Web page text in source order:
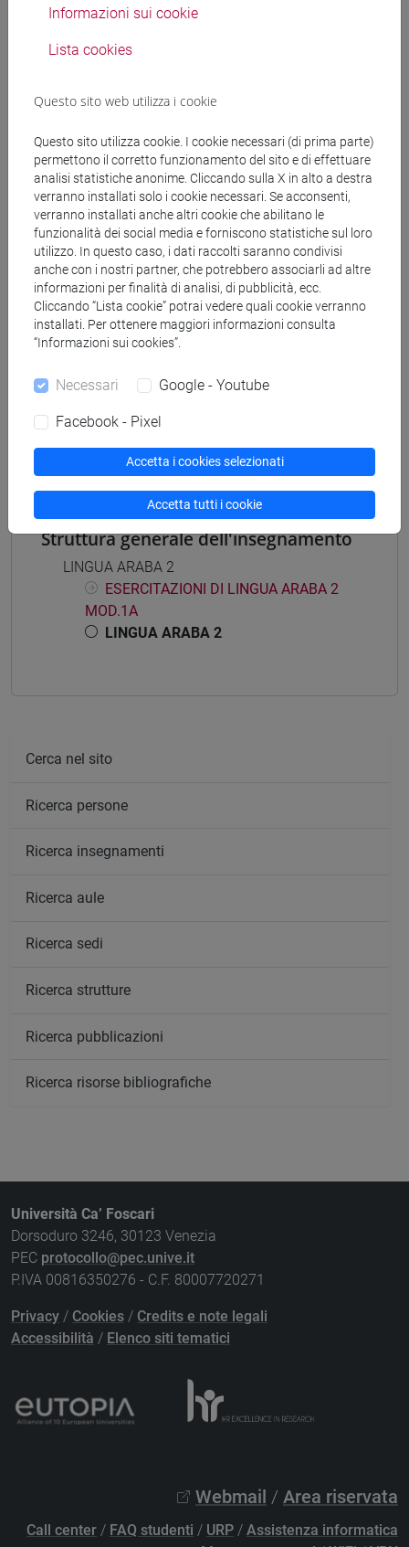
Materiali didattici
Materiali su Moodle
Corsi di studio e percorsi
[LM40] LINGUE, ECONOMIE E ISTITUZIONI
DELL'ASIA E DELL'AFRICA MEDITERRANEA -
Laurea magistrale (DM270)
lingua, politica e economia dei paesi arabi
arabi
Struttura generale dell'insegnamento
LINGUA ARABA 2
ESERCITAZIONI DI LINGUA ARABA 2
MOD.1A
LINGUA ARABA 2
Cerca nel sito
Ricerca persone
Ricerca insegnamenti
Ricerca aule
Ricerca sedi
Ricerca strutture
Ricerca pubblicazioni
Ricerca risorse bibliografiche
Università Ca’ Foscari
Dorsoduro 3246, 30123 Venezia
PEC protocollo@pec.unive.it
P.IVA 00816350276 - C.F. 80007720271
Privacy / Cookies / Credits e note legali
Accessibilità / Elenco siti tematici
Webmail / Area riservata
Call center / FAQ studenti / URP / Assistenza informatica
Informazioni sui cookie
Lista cookies
Questo sito web utilizza i cookie
Questo sito utilizza cookie. I cookie necessari (di prima parte)
permettono il corretto funzionamento del sito e di effettuare
analisi statistiche anonime. Cliccando sulla X in alto a destra
verranno installati solo i cookie necessari. Se acconsenti,
verranno installati anche altri cookie che abilitano le
funzionalità dei social media e forniscono statistiche sul loro
utilizzo. In questo caso, i dati raccolti saranno condivisi
anche con i nostri partner, che potrebbero associarli ad altre
informazioni per finalità di analisi, di pubblicità, ecc.
Cliccando “Lista cookie” potrai vedere quali cookie verranno
installati. Per ottenere maggiori informazioni consulta
“Informazioni sui cookies”.
Necessari Google - Youtube
Facebook - Pixel
Accetta i cookies selezionati
Accetta tutti i cookie